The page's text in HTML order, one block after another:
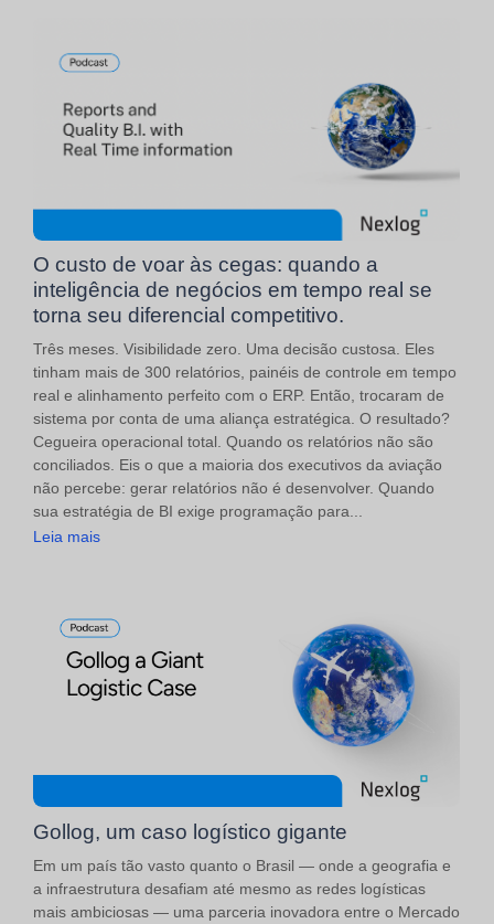
O custo de voar às cegas: quando a
inteligência de negócios em tempo real se
torna seu diferencial competitivo.
Três meses. Visibilidade zero. Uma decisão custosa. Eles
tinham mais de 300 relatórios, painéis de controle em tempo
real e alinhamento perfeito com o ERP. Então, trocaram de
sistema por conta de uma aliança estratégica. O resultado?
Cegueira operacional total. Quando os relatórios não são
conciliados. Eis o que a maioria dos executivos da aviação
não percebe: gerar relatórios não é desenvolver. Quando
sua estratégia de BI exige programação para...
Leia mais
Gollog, um caso logístico gigante
Em um país tão vasto quanto o Brasil — onde a geografia e
a infraestrutura desafiam até mesmo as redes logísticas
mais ambiciosas — uma parceria inovadora entre o Mercado